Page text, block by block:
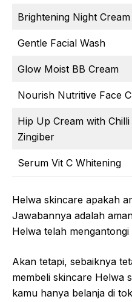
Brightening Night
Gentle Facial Wash
Glow Moist BB Cream
Nourish Nutritive Face
Hip Up Cream with Chilli
Zingiber
Serum Vit C Whitening
Helwa skincare apakah
Jawabannya adalah
Helwa telah
Akan tetapi, sebaiknya
membeli skincare Helwa
kamu hanya belanja di